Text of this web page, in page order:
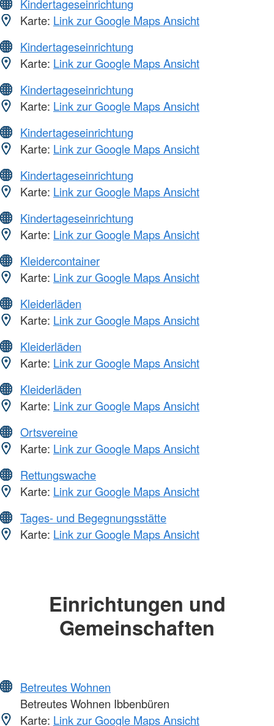
Kindertageseinrichtung
Karte: Link zur Google Maps Ansicht
Kindertageseinrichtung
Karte: Link zur Google Maps Ansicht
Kindertageseinrichtung
Karte: Link zur Google Maps Ansicht
Kindertageseinrichtung
Karte: Link zur Google Maps Ansicht
Kindertageseinrichtung
Karte: Link zur Google Maps Ansicht
Kindertageseinrichtung
Karte: Link zur Google Maps Ansicht
Kleidercontainer
Karte: Link zur Google Maps Ansicht
Kleiderläden
Karte: Link zur Google Maps Ansicht
Kleiderläden
Karte: Link zur Google Maps Ansicht
Kleiderläden
Karte: Link zur Google Maps Ansicht
Ortsvereine
Karte: Link zur Google Maps Ansicht
Rettungswache
Karte: Link zur Google Maps Ansicht
Tages- und Begegnungsstätte
Karte: Link zur Google Maps Ansicht
Einrichtungen und
Gemeinschaften
Betreutes Wohnen
Betreutes Wohnen Ibbenbüren
Karte: Link zur Google Maps Ansicht